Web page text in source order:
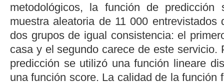
metodológicos, la función de predicción
muestra aleatoria de 11 000 entrevistados
dos grupos de igual consistencia: el
casa y el segundo carece de este servicio.
predicción se utilizó una función lineare
una función score. La calidad de la función